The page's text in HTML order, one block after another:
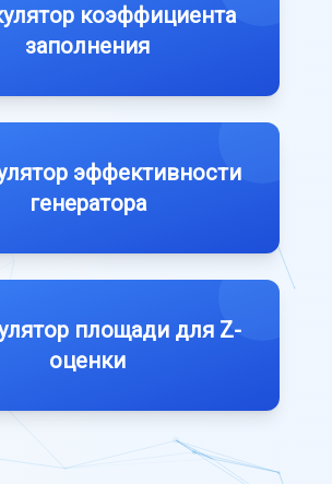
коэффициента
заполнения
эффективности
генератора
площади для Z-
оценки